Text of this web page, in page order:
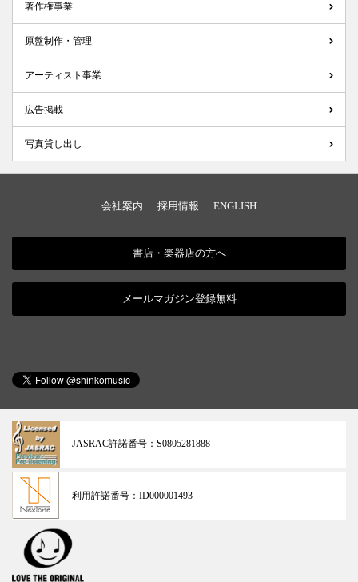
著作権事業
原盤制作・管理
アーティスト事業
広告掲載
写真貸し出し
会社案内 | 採用情報 | ENGLISH
書店・楽器店の方へ
メールマガジン登録無料
JASRAC許諾番号： S0805281888
利用許諾番号： ID000001493